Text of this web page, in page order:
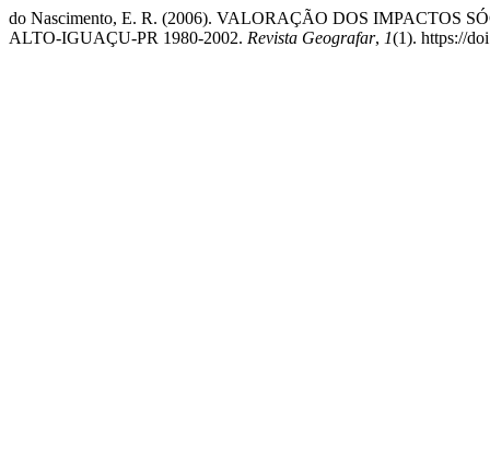
do Nascimento, E. R. (2006). VALORAÇÃO DOS IMPACTOS
ALTO-IGUAÇU-PR 1980-2002. Revista Geografar, 1(1). https://